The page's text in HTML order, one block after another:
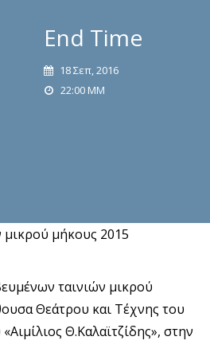
End Time
18 Σεπ, 2016
22:00 ΜΜ
μικρού μήκους 2015
ταινιών μικρού
Θεάτρου και Τέχνης του
Θ.Καλαϊτζίδης», στην